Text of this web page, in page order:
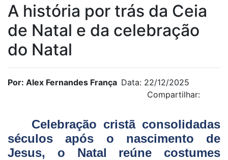
A história por trás da Ceia
de Natal e da celebração
do Natal
Por: Alex Fernandes França Data: 22/12/2025
Compartilhar:
Celebração cristã consolidadas
séculos após o nascimento de
Jesus, o Natal reúne costumes